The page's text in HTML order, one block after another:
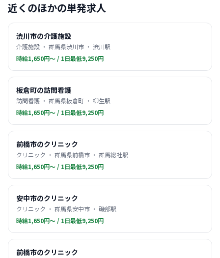
近くのほかの単発求人
渋川市の介護施設
介護施設 ・ 群馬県渋川市 ・ 渋川駅
時給1,650円〜 / 1日最低9,250円
板倉町の訪問看護
訪問看護 ・ 群馬県板倉町 ・ 柳生駅
時給1,650円〜 / 1日最低9,250円
前橋市のクリニック
クリニック ・ 群馬県前橋市 ・ 群馬総社駅
時給1,650円〜 / 1日最低9,250円
安中市のクリニック
クリニック ・ 群馬県安中市 ・ 磯部駅
時給1,650円〜 / 1日最低9,250円
前橋市のクリニック